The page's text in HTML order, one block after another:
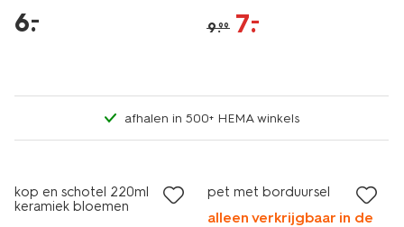
6.
– 9.99 7.
–
afhalen in 500+ HEMA winkels
kop en schotel 220ml
keramiek bloemen
pet met borduursel
alleen verkrijgbaar in de